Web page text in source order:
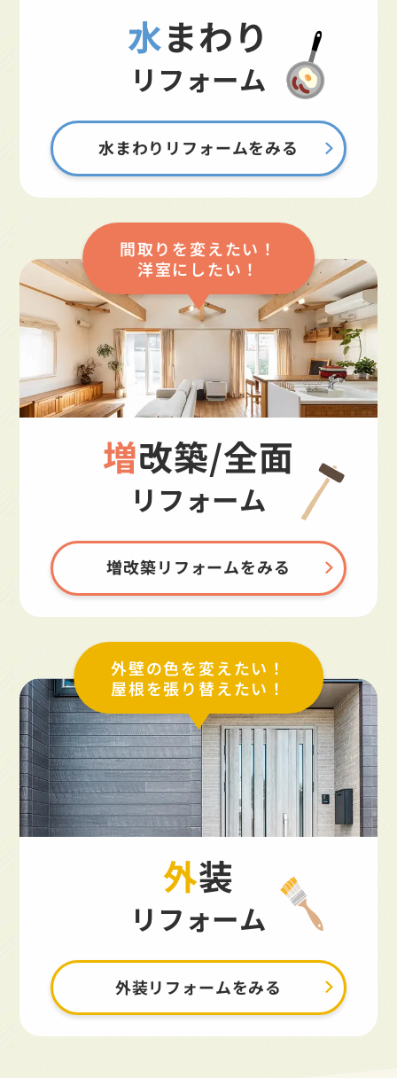
水まわり
リフォーム
水まわりリフォームをみる
間取りを変えたい！
洋室にしたい！
増改築/全面
リフォーム
増改築リフォームをみる
外壁の色を変えたい！
屋根を張り替えたい！
外装
リフォーム
外装リフォームをみる